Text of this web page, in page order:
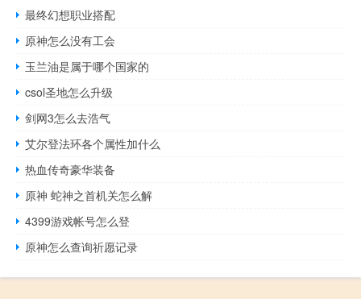
最终幻想职业搭配
原神怎么没有工会
玉兰油是属于哪个国家的
csol圣地怎么升级
剑网3怎么去浩气
艾尔登法环各个属性加什么
热血传奇豪华装备
原神 蛇神之首机关怎么解
4399游戏帐号怎么登
原神怎么查询祈愿记录